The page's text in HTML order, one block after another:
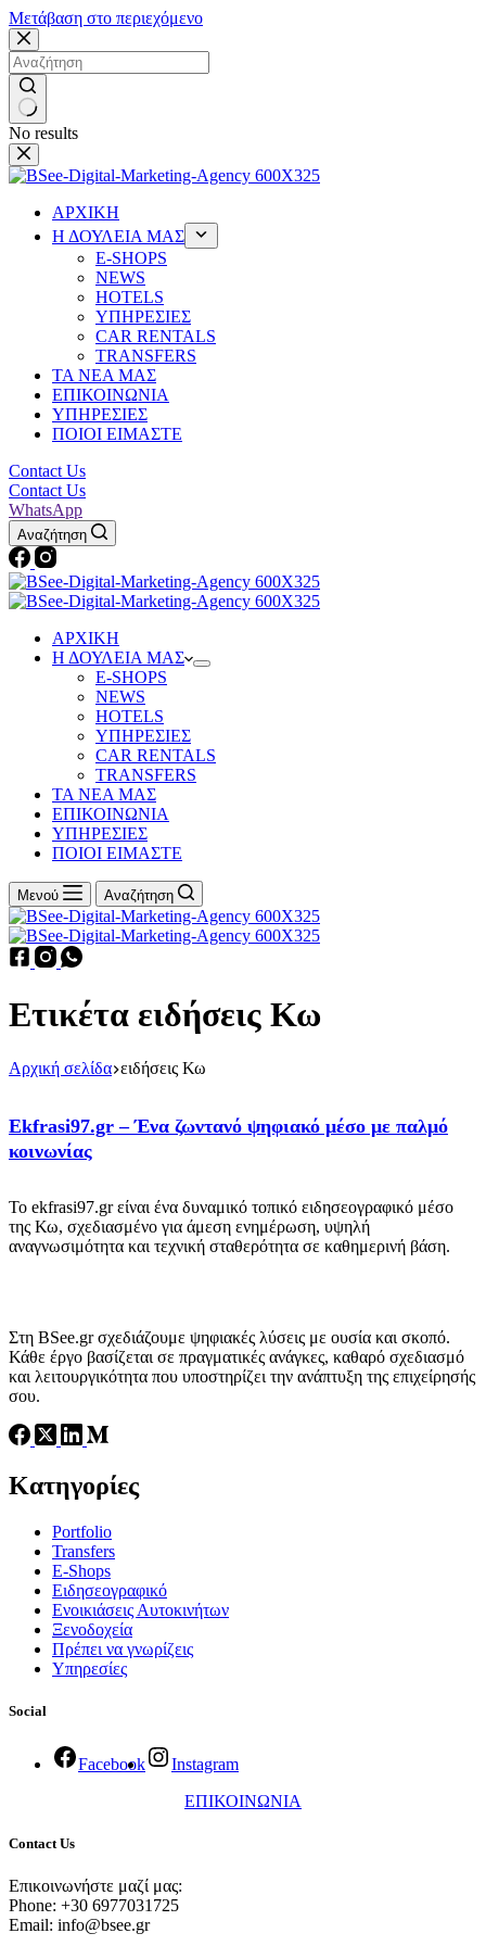
Μετάβαση στο περιεχόμενο
No results
ΑΡΧΙΚΗ
Η ΔΟΥΛΕΙΑ ΜΑΣ
Ε-SHOPS
NEWS
HOTELS
ΥΠΗΡΕΣΙΕΣ
CAR RENTALS
TRANSFERS
ΤΑ ΝΕΑ ΜΑΣ
ΕΠΙΚΟΙΝΩΝΙΑ
ΥΠΗΡΕΣΙΕΣ
ΠΟΙΟΙ ΕΙΜΑΣΤΕ
Contact Us
Contact Us
WhatsApp
Αναζήτηση
ΑΡΧΙΚΗ
Η ΔΟΥΛΕΙΑ ΜΑΣ
Ε-SHOPS
NEWS
HOTELS
ΥΠΗΡΕΣΙΕΣ
CAR RENTALS
TRANSFERS
ΤΑ ΝΕΑ ΜΑΣ
ΕΠΙΚΟΙΝΩΝΙΑ
ΥΠΗΡΕΣΙΕΣ
ΠΟΙΟΙ ΕΙΜΑΣΤΕ
Μενού Αναζήτηση
Ετικέτα ειδήσεις Κω
Αρχική σελίδα ειδήσεις Κω
Εkfrasi97.gr – Ένα ζωντανό ψηφιακό μέσο με παλμό
κοινωνίας
Το ekfrasi97.gr είναι ένα δυναμικό τοπικό ειδησεογραφικό μέσο
της Κω, σχεδιασμένο για άμεση ενημέρωση, υψηλή
αναγνωσιμότητα και τεχνική σταθερότητα σε καθημερινή βάση.
Στη BSee.gr σχεδιάζουμε ψηφιακές λύσεις με ουσία και σκοπό.
Κάθε έργο βασίζεται σε πραγματικές ανάγκες, καθαρό σχεδιασμό
και λειτουργικότητα που υποστηρίζει την ανάπτυξη της επιχείρησής
σου.
Κατηγορίες
Portfolio
Transfers
Ε-Shops
Ειδησεογραφικό
Ενοικιάσεις Αυτοκινήτων
Ξενοδοχεία
Πρέπει να γνωρίζεις
Υπηρεσίες
Social
Facebook
Instagram
ΕΠΙΚΟΙΝΩΝΙΑ
Contact Us
Επικοινωνήστε μαζί μας:
Phone: +30 6977031725
Email: info@bsee.gr